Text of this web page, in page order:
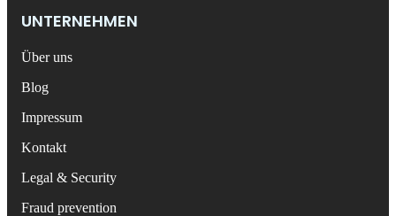
UNTERNEHMEN
Über uns
Blog
Impressum
Kontakt
Legal & Security
Fraud prevention